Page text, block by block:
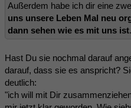
Außerdem habe ich dir eine
uns unsere Leben Mal neu
dann sehen wie es mit uns ist
Hast Du sie nochmal darauf
darauf, dass sie es anspricht?
deutlich:
"ich will mit Dir